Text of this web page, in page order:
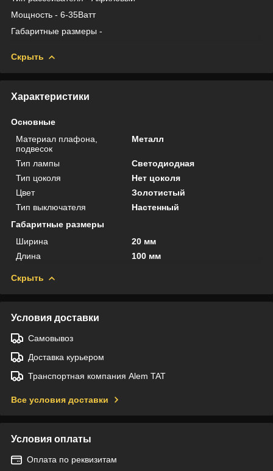
Мощность - 6-35Ватт
Габаритные размеры -
Скрыть
Характеристики
Основные
Материал плафона,
подвесок
Металл
Тип лампы
Светодиодная
Тип цоколя
Нет цоколя
Цвет
Золотистый
Тип выключателя
Настенный
Габаритные размеры
Ширина
20 мм
Длина
100 мм
Скрыть
Условия доставки
Самовывоз
Доставка курьером
Транспортная компания Alem TAT
Все условия доставки
Условия оплаты
Оплата по реквизитам